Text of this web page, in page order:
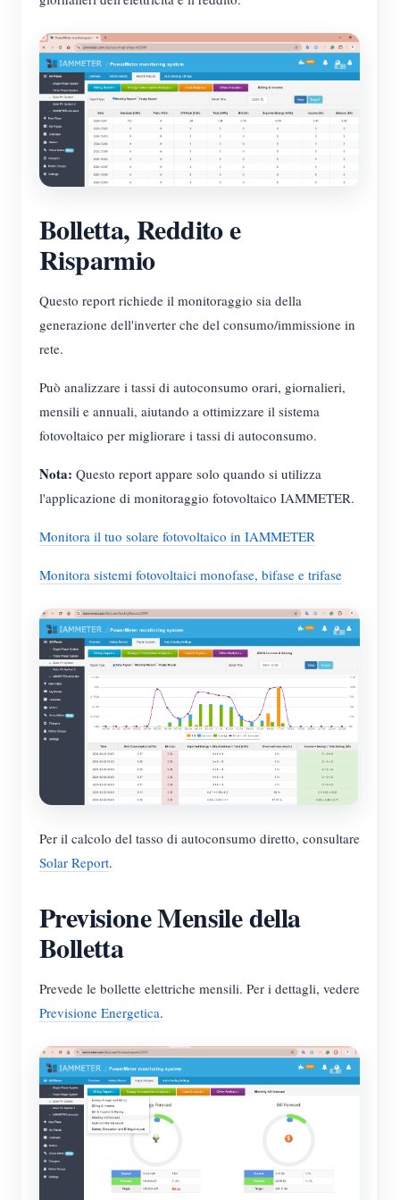
Bolletta, Reddito e
Risparmio
Questo report richiede il monitoraggio sia della
generazione dell'inverter che del consumo/immissione in
rete.
Può analizzare i tassi di autoconsumo orari, giornalieri,
mensili e annuali, aiutando a ottimizzare il sistema
fotovoltaico per migliorare i tassi di autoconsumo.
Nota: Questo report appare solo quando si utilizza
l'applicazione di monitoraggio fotovoltaico IAMMETER.
Monitora il tuo solare fotovoltaico in IAMMETER
Monitora sistemi fotovoltaici monofase, bifase e trifase
Per il calcolo del tasso di autoconsumo diretto, consultare
Solar Report.
Previsione Mensile della
Bolletta
Prevede le bollette elettriche mensili. Per i dettagli, vedere
Previsione Energetica.